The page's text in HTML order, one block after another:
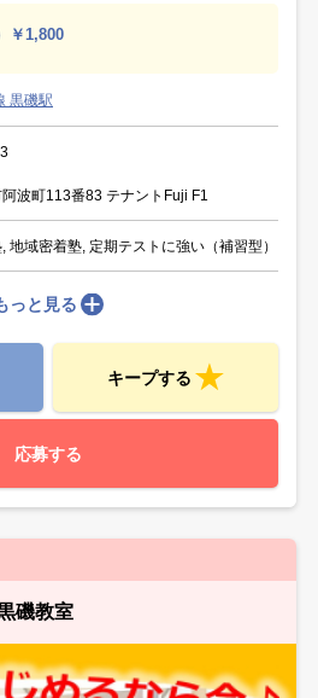
￥1,800
黒磯駅
波町113番83 テナントFuji F1
地域密着塾, 定期テストに強い（補習型）
っと見る
キープする
応募する
磯教室